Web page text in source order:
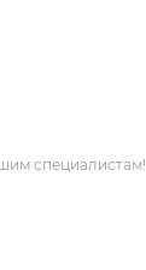
специалистам!